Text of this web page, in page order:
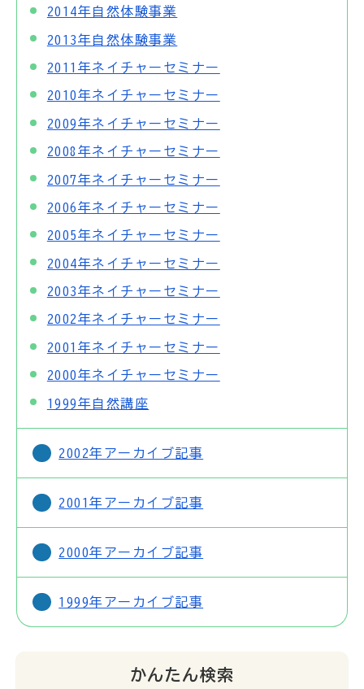
2014年自然体験事業
2013年自然体験事業
2011年ネイチャーセミナー
2010年ネイチャーセミナー
2009年ネイチャーセミナー
2008年ネイチャーセミナー
2007年ネイチャーセミナー
2006年ネイチャーセミナー
2005年ネイチャーセミナー
2004年ネイチャーセミナー
2003年ネイチャーセミナー
2002年ネイチャーセミナー
2001年ネイチャーセミナー
2000年ネイチャーセミナー
1999年自然講座
2002年アーカイブ記事
2001年アーカイブ記事
2000年アーカイブ記事
1999年アーカイブ記事
かんたん検索